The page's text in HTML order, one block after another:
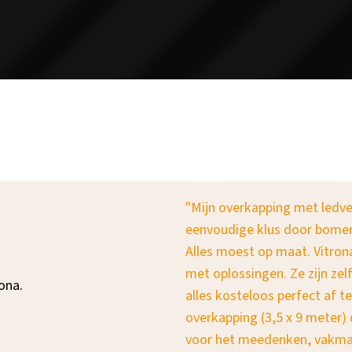
leveranciers was perfect
"Mijn overkapping met
eenvoudige klus door
Alles moest op maat.
met oplossingen. Ze zijn
alles kosteloos perfect af
overkapping (3,5 x 9
voor het meedenken,